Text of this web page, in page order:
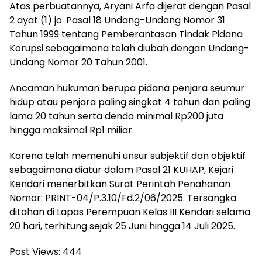
Atas perbuatannya, Aryani Arfa dijerat dengan Pasal
2 ayat (1) jo. Pasal 18 Undang-Undang Nomor 31
Tahun 1999 tentang Pemberantasan Tindak Pidana
Korupsi sebagaimana telah diubah dengan Undang-
Undang Nomor 20 Tahun 2001.
Ancaman hukuman berupa pidana penjara seumur
hidup atau penjara paling singkat 4 tahun dan paling
lama 20 tahun serta denda minimal Rp200 juta
hingga maksimal Rp1 miliar.
Karena telah memenuhi unsur subjektif dan objektif
sebagaimana diatur dalam Pasal 21 KUHAP, Kejari
Kendari menerbitkan Surat Perintah Penahanan
Nomor: PRINT-04/P.3.10/Fd.2/06/2025. Tersangka
ditahan di Lapas Perempuan Kelas III Kendari selama
20 hari, terhitung sejak 25 Juni hingga 14 Juli 2025.
Post Views: 444